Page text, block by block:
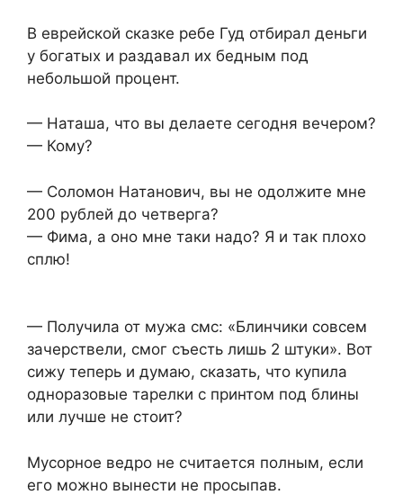
В еврейской сказке ребе Гуд отбирал деньги
у богатых и раздавал их бедным под
небольшой процент.
— Наташа, что вы делаете сегодня вечером?
— Кому?
— Соломон Натанович, вы не одолжите мне
200 рублей до четверга?
— Фима, а оно мне таки надо? Я и так плохо
сплю!
— Получила от мужа смс: «Блинчики совсем
зачерствели, смог съесть лишь 2 штуки». Вот
сижу теперь и думаю, сказать, что купила
одноразовые тарелки с принтом под блины
или лучше не стоит?
Мусорное ведро не считается полным, если
его можно вынести не просыпав.